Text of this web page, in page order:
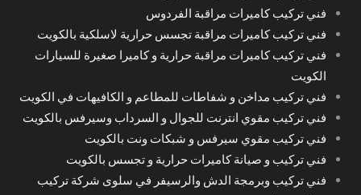
فني تركيب كاميرات مراقبة الفردوس
فني تركيب كاميرات مراقبة تجسس حرارية لاسلكية بالكويت
فني تركيب كاميرات مراقبة حرارية و كاميرا صغيرة للسيارات
الكويت
فني تركيب مداخن و شفاطات للمطاعم و الكافيهات في الكويت
فني تركيب مقوي انترنت للجوال و السرداب وسيرفس بالكويت
فني تركيب مقوي سيرفس و شبكات ونت بالكويت
فني تركيب و صيانة كاميرات حرارية و تجسس بالكويت
فني تركيب وبرمجة الدش والرسيفر في سلوى شركة تركيب